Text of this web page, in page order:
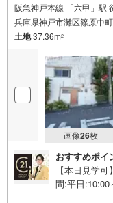
阪急神戸本線 「六甲」駅
兵庫県神戸市灘区篠原中
土地37.36m2
画像26枚
おすすめポイ
【本日見学
間:平日